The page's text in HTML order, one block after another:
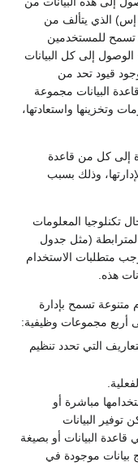
إس) الذي يتألف من
للمستخدمين
الوصول إلى كل البيانات
قيود تحد من
البيانات مجموعة
وتخزينها واستعادتها،
إلى كل من قاعدة
وذلك بسبب
تكنلوجيا المعلومات
(مثل جدول
متطلبات الاستخدام
هذه.
متنوعة تسمح بإدارة
أربع مجموعات وظيفية:
التي تحدد تنظيم
مباشرة أو
البيانات
البيانات أو بصيغة
بيانات موجودة في